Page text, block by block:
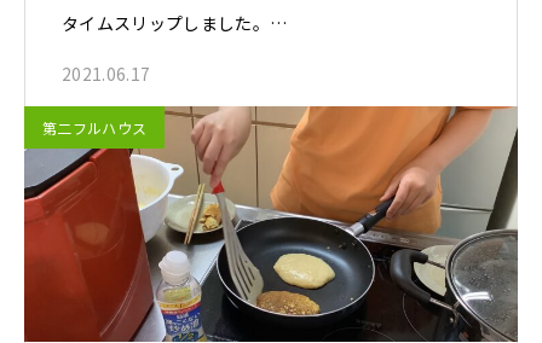
タイムスリップしました。…
2021.06.17
第二フルハウス